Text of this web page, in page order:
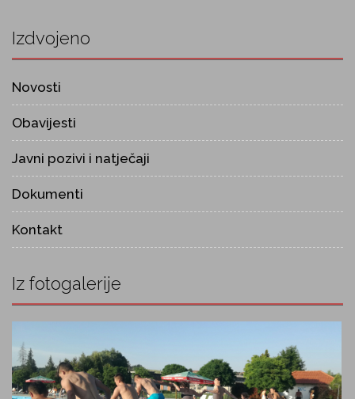
Izdvojeno
Novosti
Obavijesti
Javni pozivi i natječaji
Dokumenti
Kontakt
Iz fotogalerije